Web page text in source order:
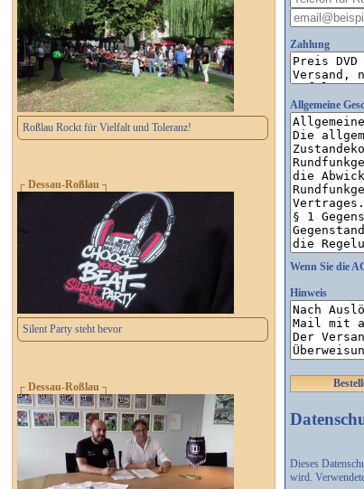
Roßlau Rockt für Vielfalt und Toleranz!
┌ Dessau-Roßlau ┐
Silent Party steht bevor
┌ Dessau-Roßlau ┐
Zahlung
Allgemeine
Wenn Sie die
Hinweis
Dieses
wird.